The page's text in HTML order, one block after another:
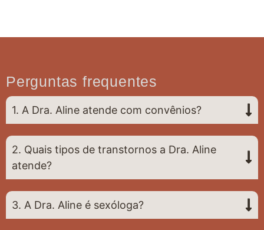
Perguntas frequentes
1. A Dra. Aline atende com convênios?
2. Quais tipos de transtornos a Dra. Aline
atende?
3. A Dra. Aline é sexóloga?